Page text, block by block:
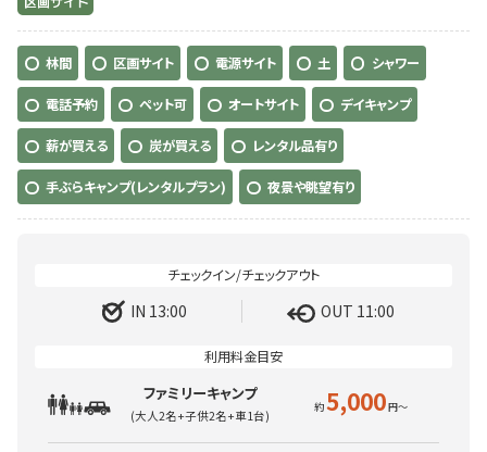
林間 区画サイト 電源サイト 土 シャワー
電話予約 ペット可 オートサイト デイキャンプ
薪が買える 炭が買える レンタル品有り
手ぶらキャンプ(レンタルプラン) 夜景や眺望有り
IN 13:00 OUT 11:00
ファミリーキャンプ
(大人2名+子供2名+車1台) 5,000